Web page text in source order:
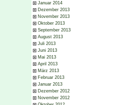
Januar 2014
Dezember 2013
November 2013
Oktober 2013
September 2013
August 2013
Juli 2013
Juni 2013
Mai 2013
April 2013
März 2013
Februar 2013
Januar 2013
Dezember 2012
November 2012